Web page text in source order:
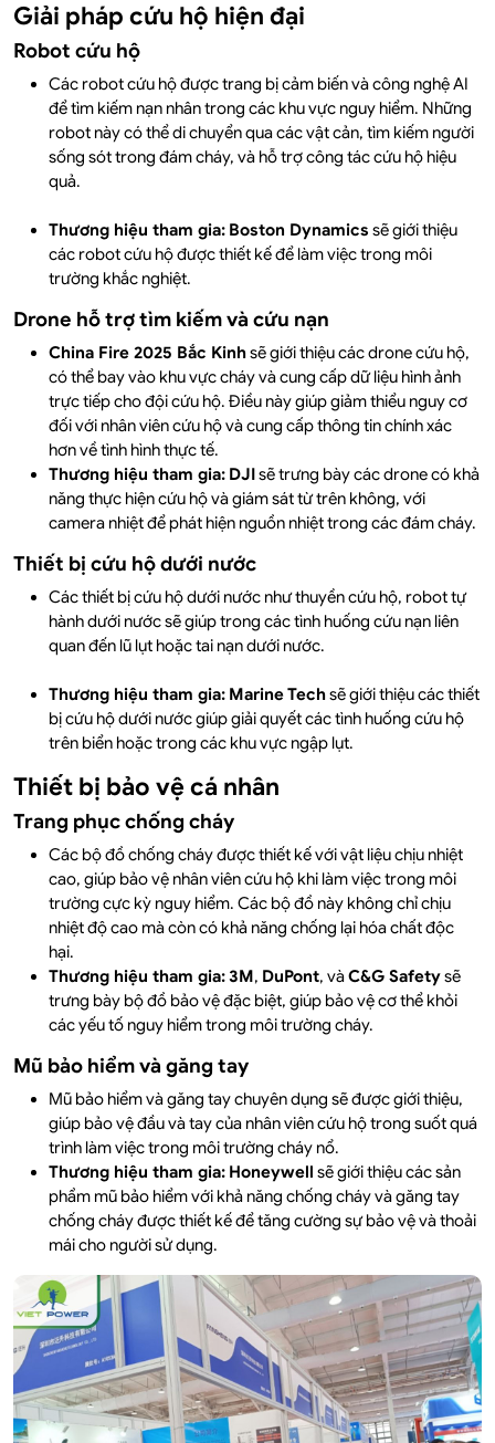
Giải pháp cứu hộ hiện đại
Robot cứu hộ
Các robot cứu hộ được trang bị cảm biến và công nghệ AI
để tìm kiếm nạn nhân trong các khu vực nguy hiểm. Những
robot này có thể di chuyển qua các vật cản, tìm kiếm người
sống sót trong đám cháy, và hỗ trợ công tác cứu hộ hiệu
quả.
Thương hiệu tham gia: Boston Dynamics sẽ giới thiệu
các robot cứu hộ được thiết kế để làm việc trong môi
trường khắc nghiệt.
Drone hỗ trợ tìm kiếm và cứu nạn
China Fire 2025 Bắc Kinhsẽ giới thiệu các drone cứu hộ,
có thể bay vào khu vực cháy và cung cấp dữ liệu hình ảnh
trực tiếp cho đội cứu hộ. Điều này giúp giảm thiểu nguy cơ
đối với nhân viên cứu hộ và cung cấp thông tin chính xác
hơn về tình hình thực tế.
Thương hiệu tham gia: DJI sẽ trưng bày các drone có khả
năng thực hiện cứu hộ và giám sát từ trên không, với
camera nhiệt để phát hiện nguồn nhiệt trong các đám cháy.
Thiết bị cứu hộ dưới nước
Các thiết bị cứu hộ dưới nước như thuyền cứu hộ, robot tự
hành dưới nước sẽ giúp trong các tình huống cứu nạn liên
quan đến lũ lụt hoặc tai nạn dưới nước.
Thương hiệu tham gia: Marine Techsẽ giới thiệu các thiết
bị cứu hộ dưới nước giúp giải quyết các tình huống cứu hộ
trên biển hoặc trong các khu vực ngập lụt.
Thiết bị bảo vệ cá nhân
Trang phục chống cháy
Các bộ đồ chống cháy được thiết kế với vật liệu chịu nhiệt
cao, giúp bảo vệ nhân viên cứu hộ khi làm việc trong môi
trường cực kỳ nguy hiểm. Các bộ đồ này không chỉ chịu
nhiệt độ cao mà còn có khả năng chống lại hóa chất độc
hại.
Thương hiệu tham gia:3M, DuPont, vàC&G Safetysẽ
trưng bày bộ đồ bảo vệ đặc biệt, giúp bảo vệ cơ thể khỏi
các yếu tố nguy hiểm trong môi trường cháy.
Mũ bảo hiểm và găng tay
Mũ bảo hiểm và găng tay chuyên dụng sẽ được giới thiệu,
giúp bảo vệ đầu và tay của nhân viên cứu hộ trong suốt quá
trình làm việc trong môi trường cháy nổ.
Thương hiệu tham gia: Honeywell sẽ giới thiệu các sản
phẩm mũ bảo hiểm với khả năng chống cháy và găng tay
chống cháy được thiết kế để tăng cường sự bảo vệ và thoải
mái cho người sử dụng.